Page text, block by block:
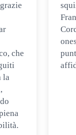
che
la